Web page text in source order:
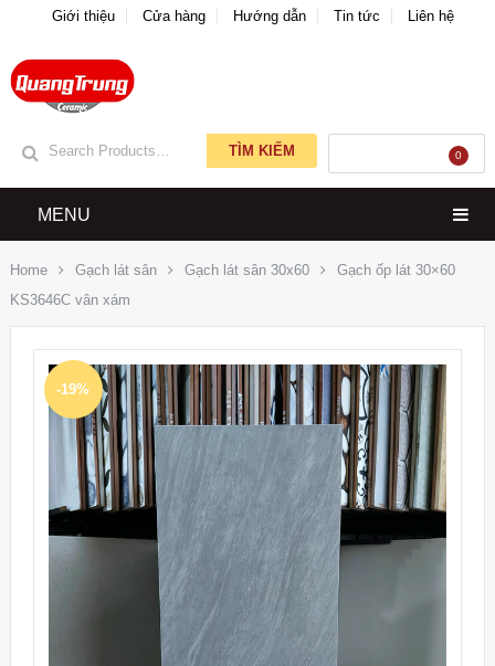
Giới thiệu Cửa hàng Hướng dẫn Tin tức Liên hệ
0
TÌM KIẾM
MENU
Home Gạch lát sân Gạch lát sân 30x60
Gạch ốp lát 30×60
KS3646C vân xám
-19%